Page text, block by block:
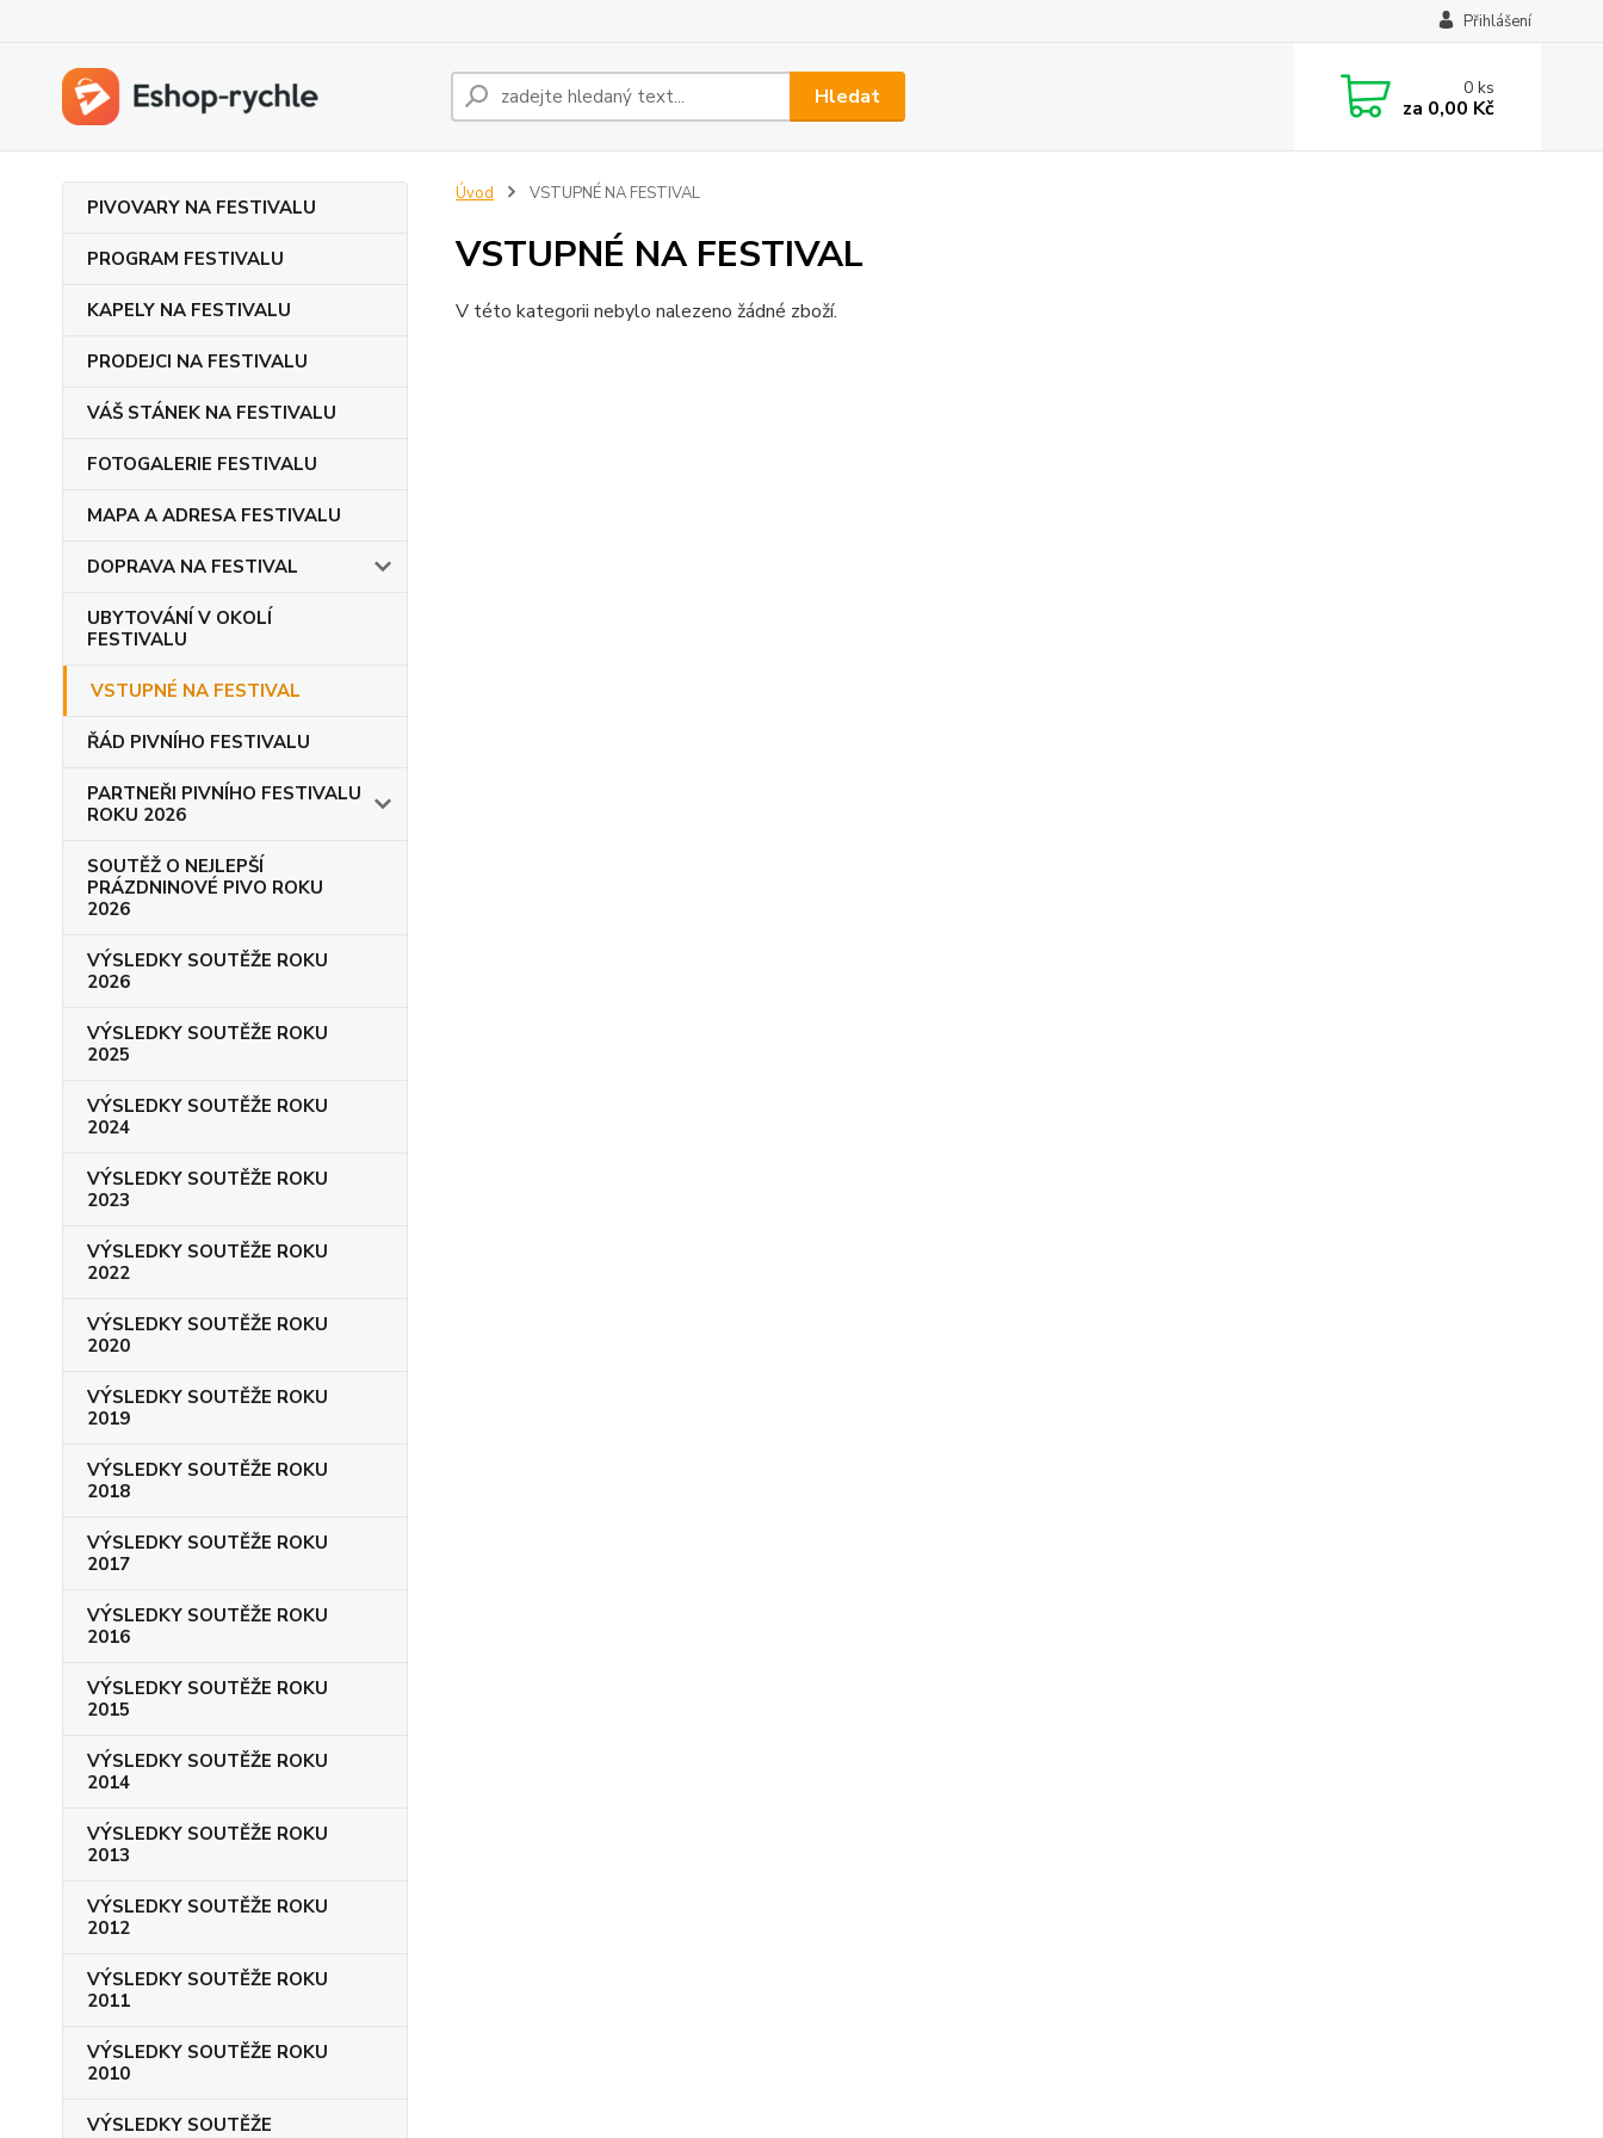
Přihlášení
Hledat 0ks
za 0,00 Kč
PIVOVARY NA FESTIVALU
PROGRAM FESTIVALU
KAPELY NA FESTIVALU
PRODEJCI NA FESTIVALU
VÁŠ STÁNEK NA FESTIVALU
FOTOGALERIE FESTIVALU
MAPA A ADRESA FESTIVALU
DOPRAVA NA FESTIVAL
UBYTOVÁNÍ V OKOLÍ
FESTIVALU
VSTUPNÉ NA FESTIVAL
ŘÁD PIVNÍHO FESTIVALU
PARTNEŘI PIVNÍHO FESTIVALU
ROKU 2026
SOUTĚŽ O NEJLEPŠÍ
PRÁZDNINOVÉ PIVO ROKU
2026
VÝSLEDKY SOUTĚŽE ROKU
2026
VÝSLEDKY SOUTĚŽE ROKU
2025
VÝSLEDKY SOUTĚŽE ROKU
2024
VÝSLEDKY SOUTĚŽE ROKU
2023
VÝSLEDKY SOUTĚŽE ROKU
2022
VÝSLEDKY SOUTĚŽE ROKU
2020
VÝSLEDKY SOUTĚŽE ROKU
2019
VÝSLEDKY SOUTĚŽE ROKU
2018
VÝSLEDKY SOUTĚŽE ROKU
2017
VÝSLEDKY SOUTĚŽE ROKU
2016
VÝSLEDKY SOUTĚŽE ROKU
2015
VÝSLEDKY SOUTĚŽE ROKU
2014
VÝSLEDKY SOUTĚŽE ROKU
2013
VÝSLEDKY SOUTĚŽE ROKU
2012
VÝSLEDKY SOUTĚŽE ROKU
2011
VÝSLEDKY SOUTĚŽE ROKU
2010
VÝSLEDKY SOUTĚŽE
Úvod VSTUPNÉ NA FESTIVAL
VSTUPNÉ NA FESTIVAL
V této kategorii nebylo nalezeno žádné zboží.